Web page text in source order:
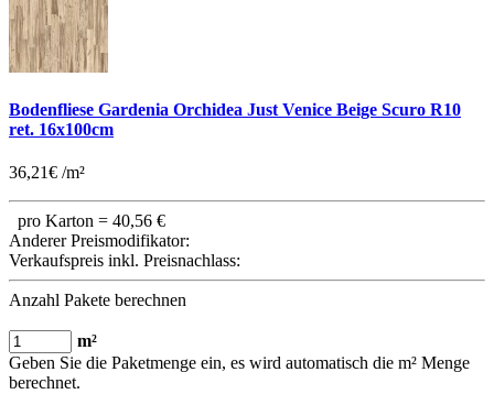
Bodenfliese Gardenia Orchidea Just Venice Beige Scuro R10
ret. 16x100cm
36,21€ /m²
pro Karton = 40,56 €
Anderer Preismodifikator:
Verkaufspreis inkl. Preisnachlass:
Anzahl Pakete berechnen
m²
Geben Sie die Paketmenge ein, es wird automatisch die m² Menge
berechnet.